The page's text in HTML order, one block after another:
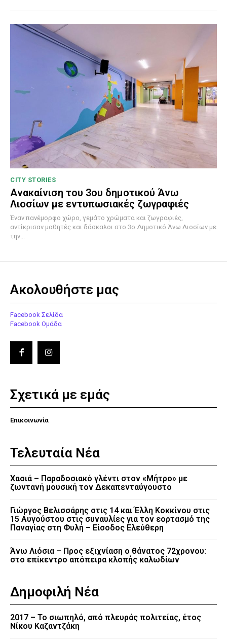
CITY STORIES
Ανακαίνιση του 3ου δημοτικού Άνω
Λιοσίων με εντυπωσιακές ζωγραφιές
Έναν πανέμορφο χώρο, γεμάτο χρώματα και ζωγραφιές,
αντίκρισαν μαθητές και δάσκαλοι στο 3ο Δημοτικό Άνω Λιοσίων με
την...
Ακολουθήστε μας
Facebook Σελίδα
Facebook Ομάδα
Σχετικά με εμάς
Επικοινωνία
Τελευταία Νέα
Χασιά – Παραδοσιακό γλέντι στον «Μήτρο» με
ζωντανή μουσική τον Δεκαπενταύγουστο
Γιώργος Βελισσάρης στις 14 και Έλλη Κοκκίνου στις
15 Αυγούστου στις συναυλίες για τον εορτασμό της
Παναγίας στη Φυλή – Είσοδος Ελεύθερη
Άνω Λιόσια – Προς εξιχνίαση ο θάνατος 72χρονου:
στο επίκεντρο απόπειρα κλοπής καλωδίων
Δημοφιλή Νέα
2017 – Το σιωπηλό, από πλευράς πολιτείας, έτος
Νίκου Καζαντζάκη